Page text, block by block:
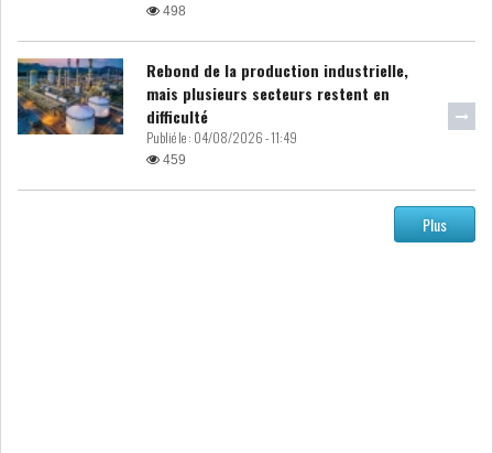
498
Rebond de la production industrielle,
mais plusieurs secteurs restent en
difficulté
Publié le : 04/08/2026 - 11:49
459
Plus